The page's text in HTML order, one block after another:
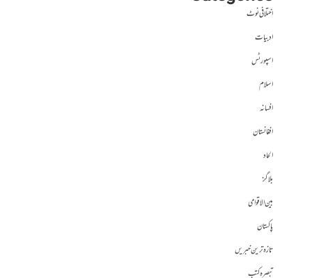
اختلافی نوٹ
ادبیات
اسپورٹس
اسلام
افسانہ
افغانستان
الحاد
بلاگز
بین الاقوامی
پاکستان
تازہ ترین خبریں
تبصرہ کتب